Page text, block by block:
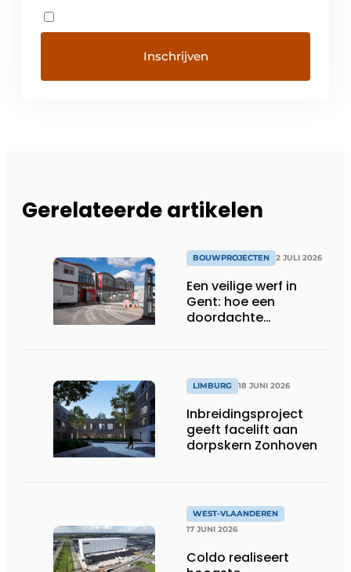
Gerelateerde artikelen
BOUWPROJECTEN 2 JULI 2026
Een veilige werf in
Gent: hoe een
doordachte
LIMBURG 18 JUNI 2026
Inbreidingsproject
geeft facelift aan
dorpskern Zonhoven
WEST-VLAANDEREN
17 JUNI 2026
Coldo realiseert